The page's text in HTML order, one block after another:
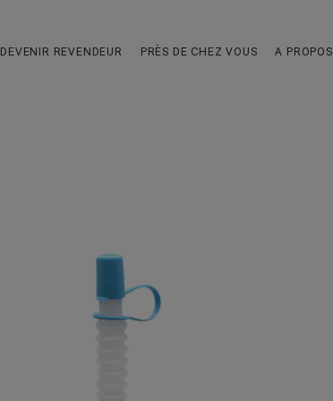
DEVENIR REVENDEUR PRÈS DE CHEZ VOUS A PROPOS